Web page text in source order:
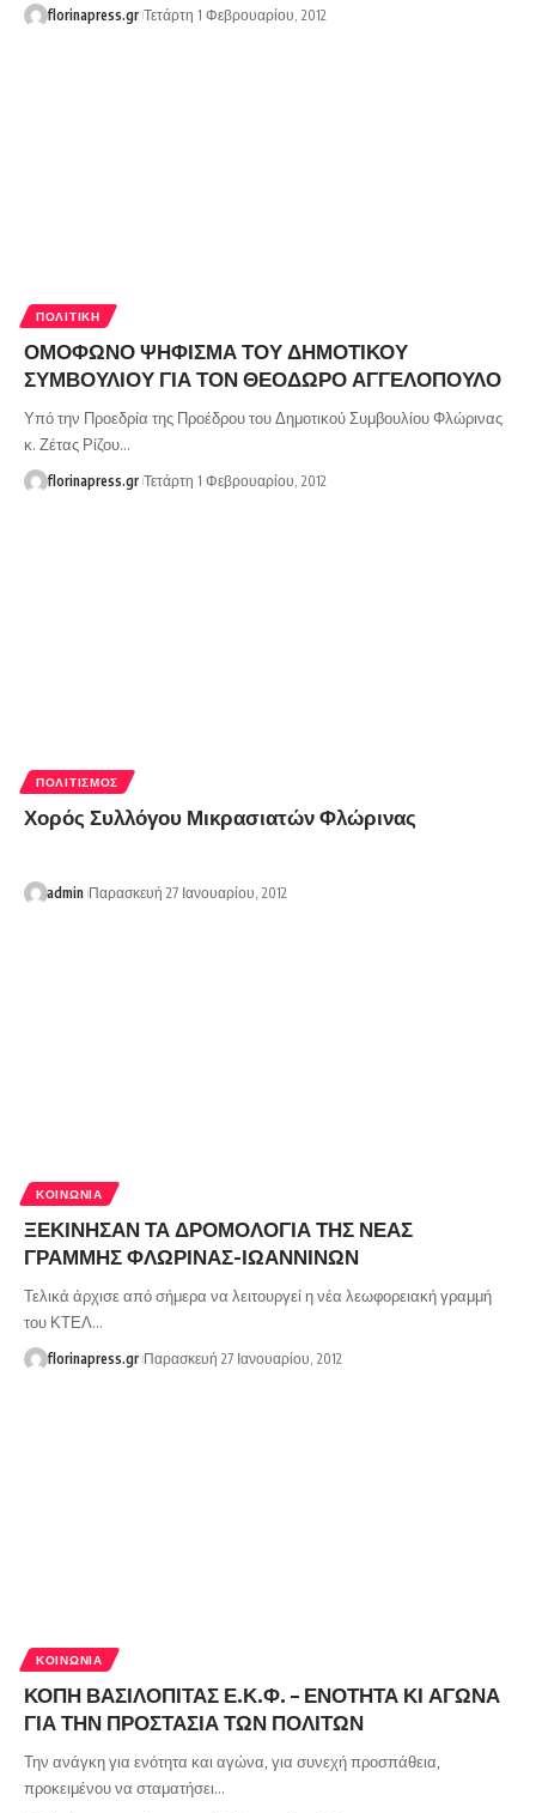
florinapress.gr Τετάρτη 1 Φεβρουαρίου, 2012
ΠΟΛΙΤΙΚΉ
ΟΜΟΦΩΝΟ ΨΗΦΙΣΜΑ ΤΟΥ ΔΗΜΟΤΙΚΟΥ
ΣΥΜΒΟΥΛΙΟΥ ΓΙΑ ΤΟΝ ΘΕΟΔΩΡΟ ΑΓΓΕΛΟΠΟΥΛΟ
Υπό την Προεδρία της Προέδρου του Δημοτικού Συμβουλίου Φλώρινας
κ. Ζέτας Ρίζου…
florinapress.gr Τετάρτη 1 Φεβρουαρίου, 2012
ΠΟΛΙΤΙΣΜΌΣ
Χορός Συλλόγου Μικρασιατών Φλώρινας
admin Παρασκευή 27 Ιανουαρίου, 2012
ΚΟΙΝΩΝΊΑ
ΞΕΚΙΝΗΣΑΝ ΤΑ ΔΡΟΜΟΛΟΓΙΑ ΤΗΣ ΝΕΑΣ
ΓΡΑΜΜΗΣ ΦΛΩΡΙΝΑΣ-ΙΩΑΝΝΙΝΩΝ
Τελικά άρχισε από σήμερα να λειτουργεί η νέα λεωφορειακή γραμμή
του ΚΤΕΛ…
florinapress.gr Παρασκευή 27 Ιανουαρίου, 2012
ΚΟΙΝΩΝΊΑ
ΚΟΠΗ ΒΑΣΙΛΟΠΙΤΑΣ Ε.Κ.Φ. – ΕΝΟΤΗΤΑ ΚΙ ΑΓΩΝΑ
ΓΙΑ ΤΗΝ ΠΡΟΣΤΑΣΙΑ ΤΩΝ ΠΟΛΙΤΩΝ
Την ανάγκη για ενότητα και αγώνα, για συνεχή προσπάθεια,
προκειμένου να σταματήσει…